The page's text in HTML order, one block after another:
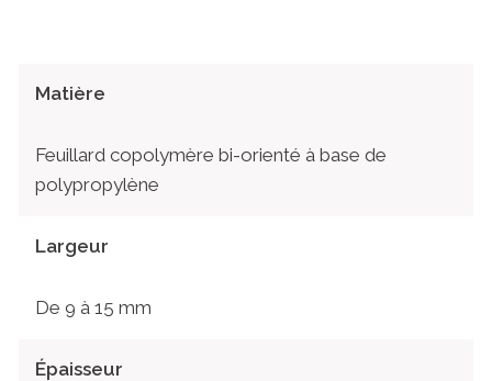
Matière
Feuillard copolymère bi-orienté à base de
polypropylène
Largeur
De 9 à 15 mm
Épaisseur